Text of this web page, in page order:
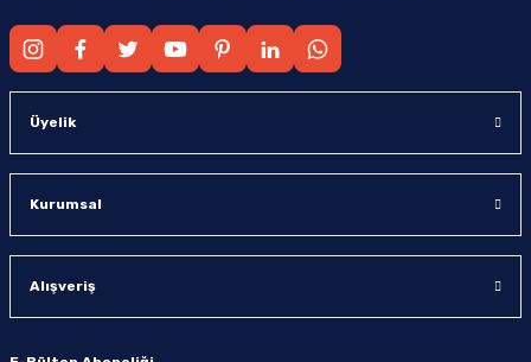
Üyelik
Kurumsal
Alışveriş